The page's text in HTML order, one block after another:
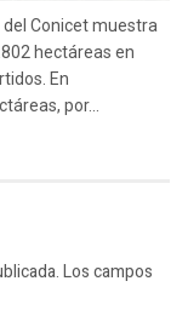
Conicet muestra
hectáreas en
En
por...
Los campos